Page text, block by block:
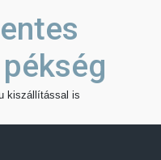
kiszállítással is